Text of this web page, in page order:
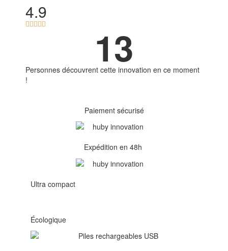
4.9
     13
Personnes découvrent cette innovation en ce moment
!
Paiement sécurisé
Expédition en 48h
Ultra compact
Écologique